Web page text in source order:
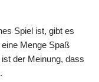
Spiel ist, gibt es
Menge Spaß
der Meinung, dass